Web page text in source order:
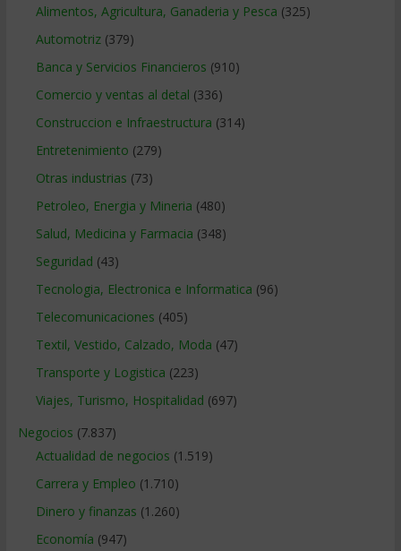
Alimentos, Agricultura, Ganaderia y Pesca (325)
Automotriz(379)
Banca y Servicios Financieros (910)
Comercio y ventas al detal (336)
Construccion e Infraestructura (314)
Entretenimiento (279)
Otras industrias (73)
Petroleo, Energia y Mineria (480)
Salud, Medicina y Farmacia (348)
Seguridad (43)
Tecnologia, Electronica e Informatica (96)
Telecomunicaciones (405)
Textil, Vestido, Calzado, Moda (47)
Transporte y Logistica (223)
Viajes, Turismo, Hospitalidad (697)
Negocios (7.837)
Actualidad de negocios (1.519)
Carrera y Empleo (1.710)
Dinero y finanzas (1.260)
Economía (947)